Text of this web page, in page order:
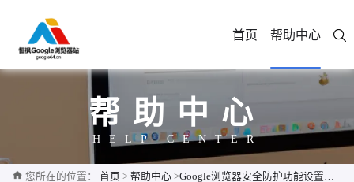
首页 帮助中心
帮助中心
HELP CENTER
您所在的位置： 首页 > 帮助中心 >Google浏览器安全防护功能设置操作指南